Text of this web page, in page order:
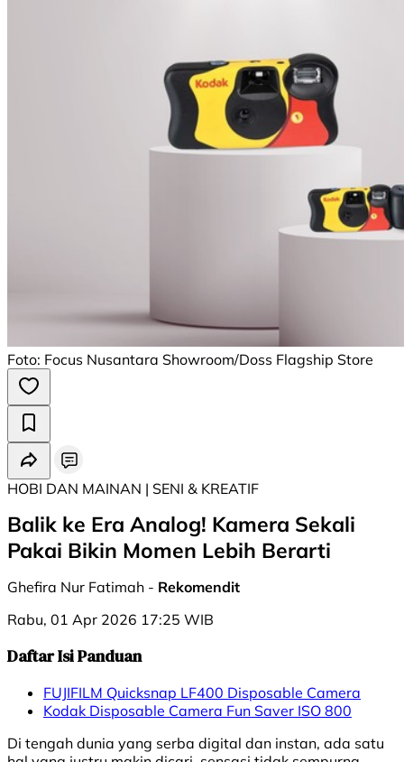
Foto: Focus Nusantara Showroom/Doss Flagship Store
HOBI DAN MAINAN | SENI & KREATIF
Balik ke Era Analog! Kamera Sekali
Pakai Bikin Momen Lebih Berarti
Ghefira Nur Fatimah - Rekomendit
Rabu, 01 Apr 2026 17:25 WIB
Daftar Isi Panduan
FUJIFILM Quicksnap LF400 Disposable Camera
Kodak Disposable Camera Fun Saver ISO 800
Di tengah dunia yang serba digital dan instan, ada satu